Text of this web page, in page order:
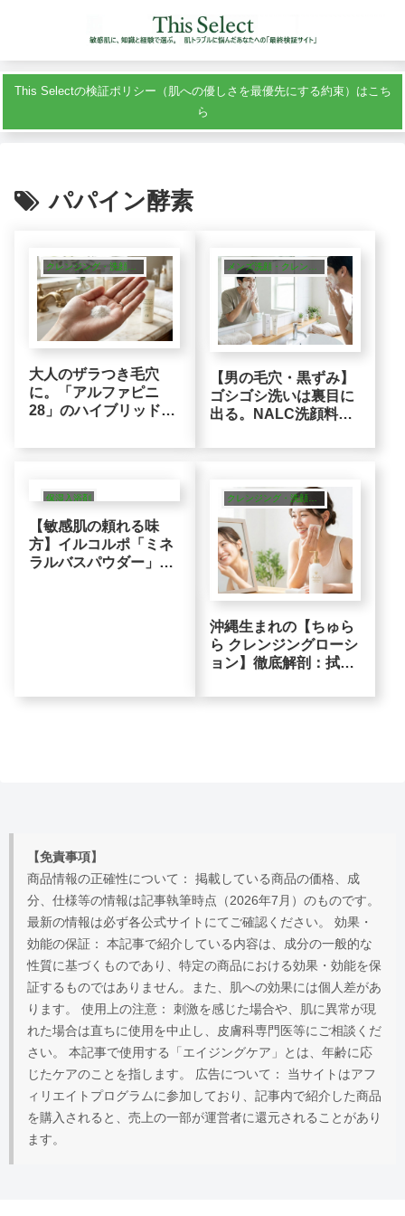
This Selectの検証ポリシー（肌への優しさを最優先にする約束）はこち
ら
パパイン酵素
大人のザラつき毛穴
に。「アルファピニ
28」のハイブリッド酵
肌に選ばれる理由
【男の毛穴・黒ずみ】
ゴシゴシ洗いは裏目に
出る。NALC洗顔料は
吸着して流す
保湿入浴剤
【敏感肌の頼れる味
方】イルコルポ「ミネ
ラルバスパウダー」の
クレンジング・洗顔・ピーリング
沖縄生まれの【ちゅら
ら クレンジングローシ
ョン】徹底解剖：拭取
アは本当？
【免責事項】
商品情報の正確性について： 掲載している商品の価格、成
分、仕様等の情報は記事執筆時点（2026年7月）のものです。
最新の情報は必ず各公式サイトにてご確認ください。 効果・
効能の保証： 本記事で紹介している内容は、成分の一般的な
性質に基づくものであり、特定の商品における効果・効能を保
証するものではありません。また、肌への効果には個人差があ
ります。 使用上の注意： 刺激を感じた場合や、肌に異常が現
れた場合は直ちに使用を中止し、皮膚科専門医等にご相談くだ
さい。 本記事で使用する「エイジングケア」とは、年齢に応
じたケアのことを指します。 広告について： 当サイトはアフ
ィリエイトプログラムに参加しており、記事内で紹介した商品
を購入されると、売上の一部が運営者に還元されることがあり
ます。